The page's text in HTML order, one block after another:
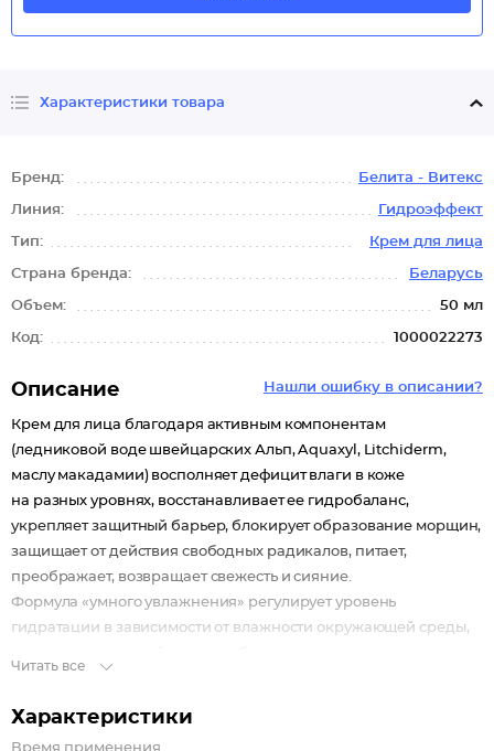
Характеристики товара
Бренд: Белита - Витекс
Линия: Гидроэффект
Тип: Крем для лица
Страна бренда: Беларусь
Объем: 50 мл
Код: 1000022273
Нашли ошибку в описании?
Описание
Крем для лица благодаря активным компонентам
(ледниковой воде швейцарских Альп, Aquaxyl, Litchiderm,
маслу макадамии) восполняет дефицит влаги в коже
на разных уровнях, восстанавливает ее гидробаланс,
укрепляет защитный барьер, блокирует образование морщин,
защищает от действия свободных радикалов, питает,
преображает, возвращает свежесть и сияние.
Формула «умного увлажнения» регулирует уровень
гидратации в зависимости от влажности окружающей среды,
Читать все
Характеристики